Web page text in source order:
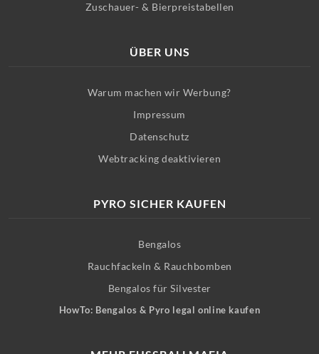
Zuschauer- & Bierpreistabellen
ÜBER UNS
Warum machen wir Werbung?
Impressum
Datenschutz
Webtracking deaktivieren
PYRO SICHER KAUFEN
Bengalos
Rauchfackeln & Rauchbomben
Bengalos für Silvester
HowTo: Bengalos & Pyro legal online kaufen